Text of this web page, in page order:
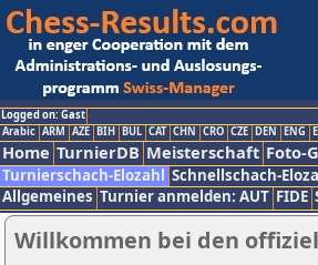
Logged on: Gast
Arabic ARM AZE BIH BUL CAT CHN CRO CZE DEN ENG
Home TurnierDB Meisterschaft Foto-
Turnierschach-Elozahl Schnellschach-
Allgemeines Turnier anmelden: AUT FIDE
Willkommen bei den